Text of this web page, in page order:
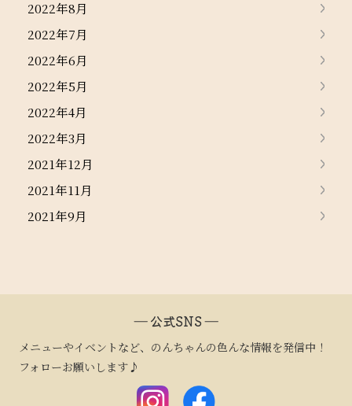
2022年8月
2022年7月
2022年6月
2022年5月
2022年4月
2022年3月
2021年12月
2021年11月
2021年9月
― 公式SNS ―
メニューやイベントなど、のんちゃんの色んな情報を発信中！
フォローお願いします♪